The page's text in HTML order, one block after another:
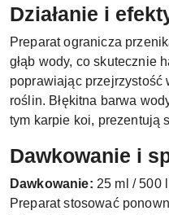
Działanie i
Preparat ogranicza
głąb wody, co skutecznie
poprawiając przejrzystość
roślin. Błękitna barwa
tym karpie koi, prezentują
Dawkowanie i
Dawkowanie: 25 ml / 500
Preparat stosować